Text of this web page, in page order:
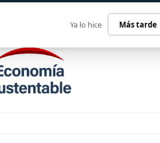
Ya lo hice Más tarde